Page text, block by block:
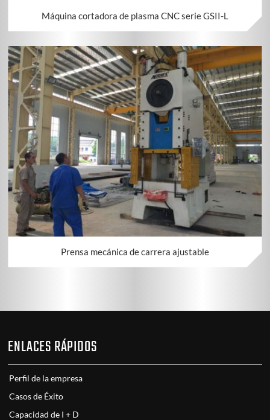
Máquina cortadora de plasma CNC serie GSII-L
Prensa mecánica de carrera ajustable
ENLACES RÁPIDOS
Perfil de la empresa
Casos de Éxito
Capacidad de I + D